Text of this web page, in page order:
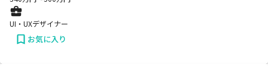
UI・UXデザイナー
お気に入り